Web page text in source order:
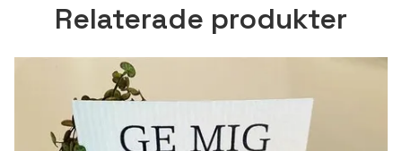
Relaterade produkter